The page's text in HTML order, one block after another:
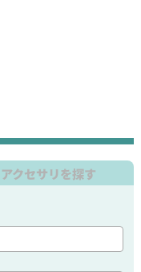
アクセサリを探す